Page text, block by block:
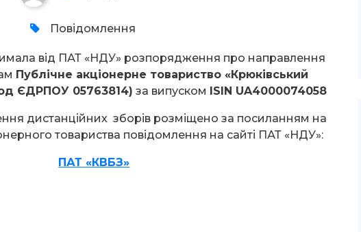
Повідомлення
від ПАТ «НДУ» розпорядження про направлення
Публічне акціонерне товариство «Крюківський
ЄДРПОУ 05763814) за випуском ISIN UA4000074058
дистанційних зборів розміщено за посиланням на
товариства повідомлення на сайті ПАТ «НДУ»:
ПАТ «КВБЗ»